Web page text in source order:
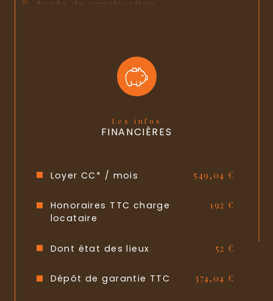
Année de construction
Les infos
FINANCIÈRES
Loyer CC* / mois 549,04 €
Honoraires TTC charge
locataire
192 €
Dont état des lieux 52 €
Dépôt de garantie TTC 374,04 €